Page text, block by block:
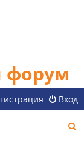
форум
Вход